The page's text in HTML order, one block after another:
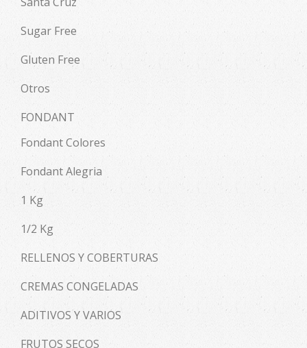
Sugar Free
Gluten Free
Otros
FONDANT
Fondant Colores
Fondant Alegria
1 Kg
1/2 Kg
RELLENOS Y COBERTURAS
CREMAS CONGELADAS
ADITIVOS Y VARIOS
FRUTOS SECOS